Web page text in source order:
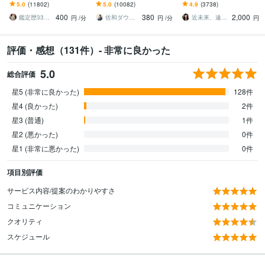
雷鳥
5.0 (11802)
鑑定歴33年のプロ占い師 雷鳥
400 円 /分
仕事、人生、ペットの気
持ち等◎祈願付き
5.0 (10082)
佐和ダウジング＆スピリットメンター
380 円 /分
人間関係、人生相談/深層
霊視
4.9 (3738)
近未来、遠未来を霊透視！！占い師 紗理奈
2,000 円
評価・感想（131件）- 非常に良かった
総合評価 5.0
星5 (非常に良かった)
128件
星4 (良かった)
2件
星3 (普通)
1件
星2 (悪かった)
0件
星1 (非常に悪かった)
0件
項目別評価
サービス内容/提案のわかりやすさ
コミュニケーション
クオリティ
スケジュール